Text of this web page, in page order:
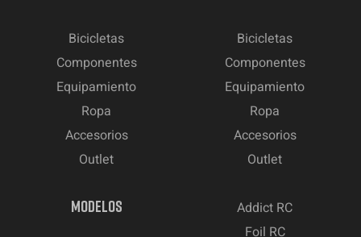
Bicicletas
Componentes
Equipamiento
Ropa
Accesorios
Outlet
Bicicletas
Componentes
Equipamiento
Ropa
Accesorios
Outlet
MODELOS
Addict RC
Foil RC